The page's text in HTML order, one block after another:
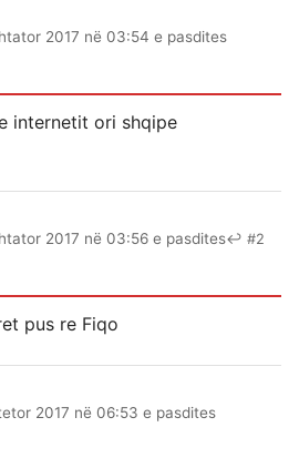
2017 në 03:54 e pasdites
internetit ori shqipe
2017 në 03:56 e pasdites↩ #2
pus re Fiqo
2017 në 06:53 e pasdites